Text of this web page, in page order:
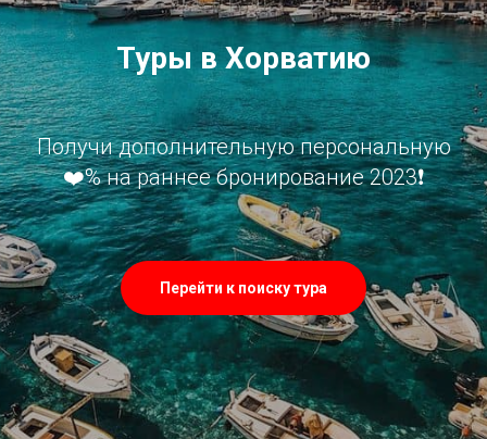
Туры в Хорватию
Получи дополнительную персональную
❤️% на раннее бронирование 2023❗
Перейти к поиску тура